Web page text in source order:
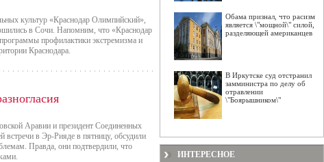
культур «Краснодар Олимпийский»,
в Сочи. Напомним, что «Краснодар
профилактики экстремизма и
Краснодара.
Аравии и президент Соединенных
в Эр-Рияде в пятницу, обсудили
Правда, они подтвердили, что
Обама признал, что расизм
является \"мощной\" силой,
разделяющей американцев
В Иркутске суд отстранил
замминистра по делу об
отравлении
\"Боярышником\"
ИНТЕРЕСНОЕ